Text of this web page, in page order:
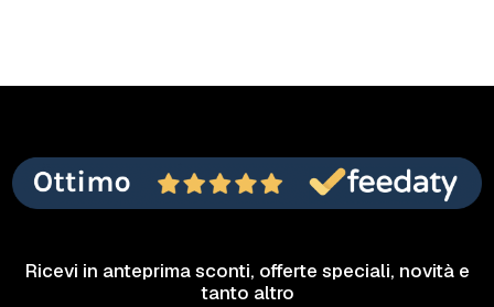
Ricevi in anteprima sconti, offerte speciali, novità e
tanto altro